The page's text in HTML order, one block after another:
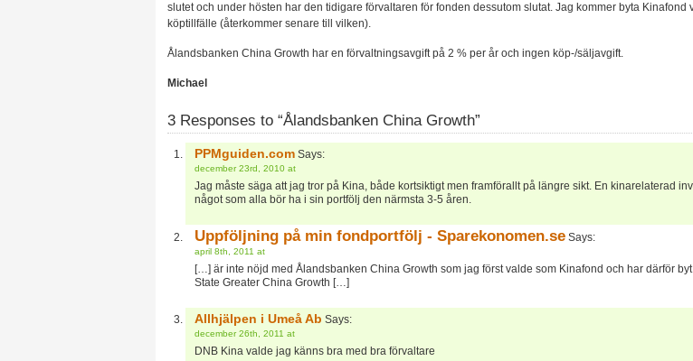
slutet och under hösten har den tidigare förvaltaren för fonden dessutom slutat. Jag kommer byta Kinafond
köptillfälle (återkommer senare till vilken).
Ålandsbanken China Growth har en förvaltningsavgift på 2 % per år och ingen köp-/säljavgift.
Michael
3 Responses to “Ålandsbanken China Growth”
PPMguiden.com Says:
december 23rd, 2010 at
Jag måste säga att jag tror på Kina, både kortsiktigt men framförallt på längre sikt. En kinarelaterad
något som alla bör ha i sin portfölj den närmsta 3-5 åren.
Uppföljning på min fondportfölj - Sparekonomen.se Says:
april 8th, 2011 at
[…] är inte nöjd med Ålandsbanken China Growth som jag först valde som Kinafond och har därför
State Greater China Growth […]
Allhjälpen i Umeå Ab Says:
december 26th, 2011 at
DNB Kina valde jag känns bra med bra förvaltare